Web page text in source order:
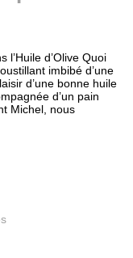
l’Huile d’Olive Quoi
imbibé d’une
d’une bonne huile
d’un pain
Michel, nous